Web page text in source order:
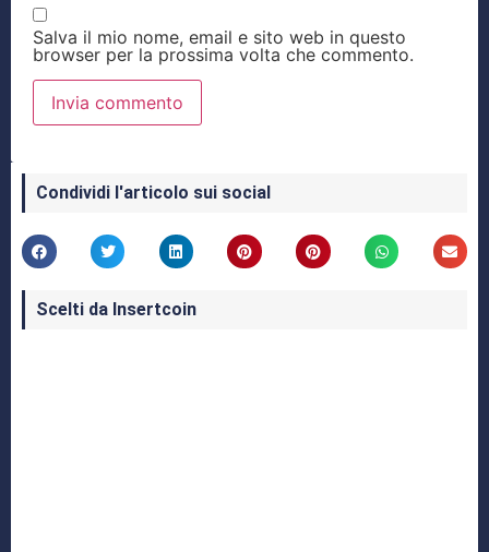
Salva il mio nome, email e sito web in questo
browser per la prossima volta che commento.
Condividi l'articolo sui social
Scelti da Insertcoin